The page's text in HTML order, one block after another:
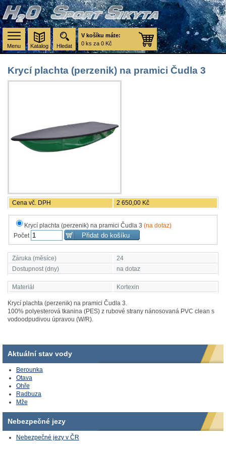
Menu
V košíku máte:
0 ks za 0 Kč
Hledat
Krycí plachta (perzenik) na pramici Čudla 3
Cena vč. DPH 2 650,00 Kč
Krycí plachta (perzenik) na pramici Čudla 3 (na dotaz)
Počet
Záruka (měsíce)
24
Dostupnost (dny)
na dotaz
Materiál Kortexin
Krycí plachta (perzenik) na pramici Čudla 3.
100% polyesterová tkanina (PES) z rubové strany nánosovaná PVC clean s
vodoodpudivou úpravou (W/R).
Katalog
Aktuální stav vody
Berounka
Otava
Ohře
Radbuza
Mže
Nebezpečné jezy
Nebezpečné jezy v ČR